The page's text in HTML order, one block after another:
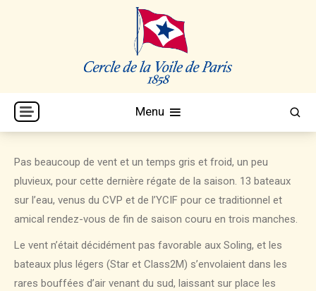
CVP
Cercle de la Voile de Paris
Menu
Pas beaucoup de vent et un temps gris et froid, un peu
pluvieux, pour cette dernière régate de la saison. 13 bateaux
sur l’eau, venus du CVP et de l’YCIF pour ce traditionnel et
amical rendez-vous de fin de saison couru en trois manches.
Le vent n’était décidément pas favorable aux Soling, et les
bateaux plus légers (Star et Class2M) s’envolaient dans les
rares bouffées d’air venant du sud, laissant sur place les